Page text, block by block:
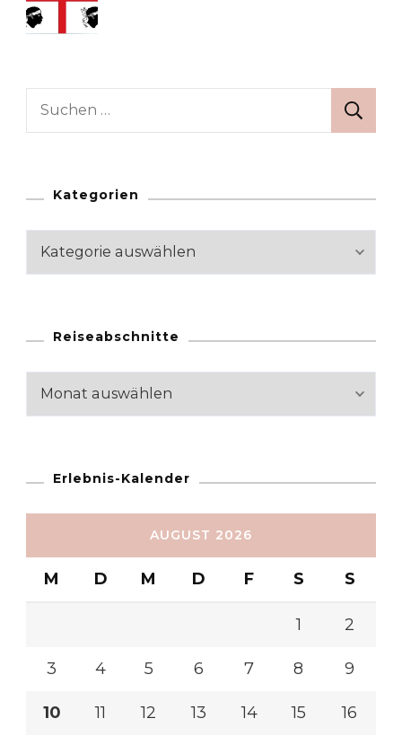
Suchen
Kategorien
Kategorien
Reiseabschnitte
Reiseabschnitte
Erlebnis-Kalender
AUGUST 2026
M D M D F S S
1 2
3 4 5 6 7 8 9
10 11 12 13 14 15 16